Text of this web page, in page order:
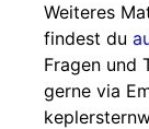
Weiteres
findest du
Fragen und
gerne via